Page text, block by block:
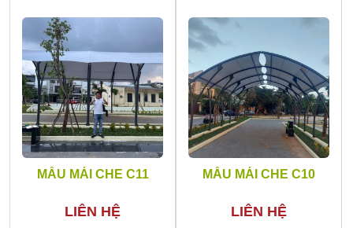
MẪU MÁI CHE C11
LIÊN HỆ
MẪU MÁI CHE C10
LIÊN HỆ